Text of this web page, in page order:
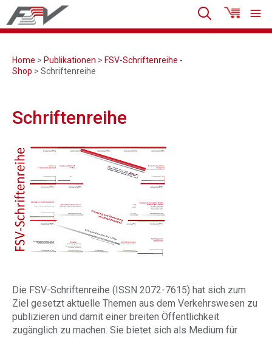
Home > Publikationen > FSV-Schriftenreihe -
Shop > Schriftenreihe
Schriftenreihe
Die FSV-Schriftenreihe (ISSN 2072-7615) hat sich zum
Ziel gesetzt aktuelle Themen aus dem Verkehrswesen zu
publizieren und damit einer breiten Öffentlichkeit
zugänglich zu machen. Sie bietet sich als Medium für